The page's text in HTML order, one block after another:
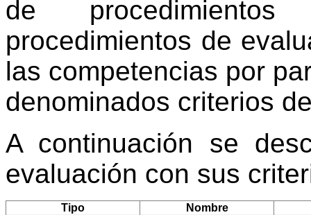
de
procedimientos de
las competencias por
denominados criterios
A continuación se
evaluación con sus
Tipo Nombre